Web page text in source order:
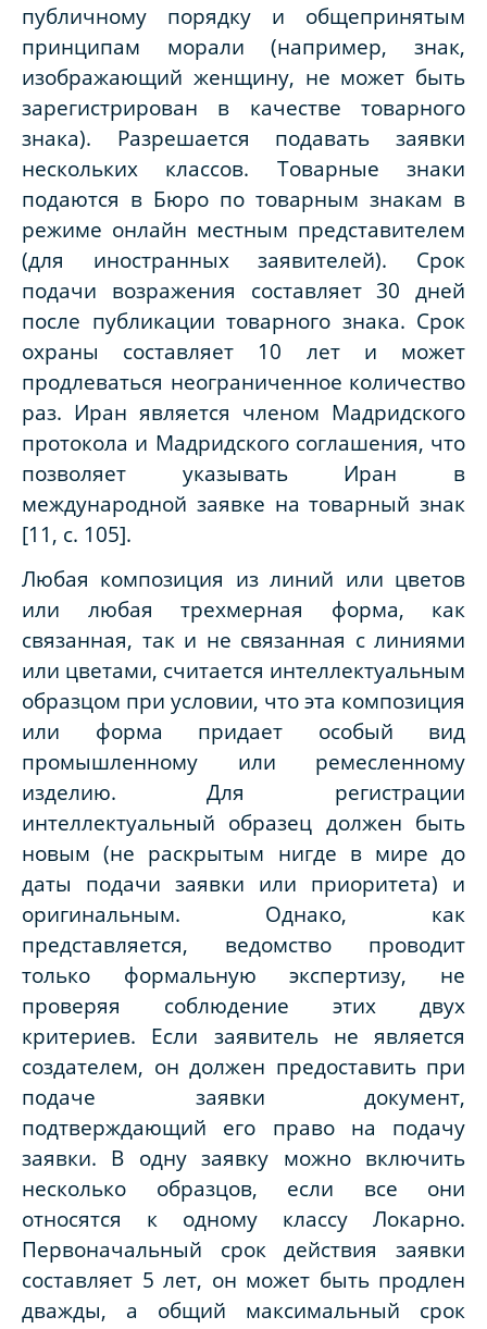
публичному порядку и общепринятым
принципам морали (например, знак,
изображающий женщину, не может быть
зарегистрирован в качестве товарного
знака). Разрешается подавать заявки
нескольких классов. Товарные знаки
подаются в Бюро по товарным знакам в
режиме онлайн местным представителем
(для иностранных заявителей). Срок
подачи возражения составляет 30 дней
после публикации товарного знака. Срок
охраны составляет 10 лет и может
продлеваться неограниченное количество
раз. Иран является членом Мадридского
протокола и Мадридского соглашения, что
позволяет указывать Иран в
международной заявке на товарный знак
[11, с. 105].
Любая композиция из линий или цветов
или любая трехмерная форма, как
связанная, так и не связанная с линиями
или цветами, считается интеллектуальным
образцом при условии, что эта композиция
или форма придает особый вид
промышленному или ремесленному
изделию. Для регистрации
интеллектуальный образец должен быть
новым (не раскрытым нигде в мире до
даты подачи заявки или приоритета) и
оригинальным. Однако, как
представляется, ведомство проводит
только формальную экспертизу, не
проверяя соблюдение этих двух
критериев. Если заявитель не является
создателем, он должен предоставить при
подаче заявки документ,
подтверждающий его право на подачу
заявки. В одну заявку можно включить
несколько образцов, если все они
относятся к одному классу Локарно.
Первоначальный срок действия заявки
составляет 5 лет, он может быть продлен
дважды, а общий максимальный срок